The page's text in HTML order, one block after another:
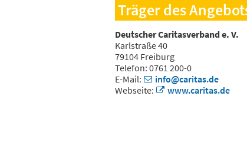
Träger des
Deutscher Caritasverband e. V.
Karlstraße 40
79104 Freiburg
Telefon: 0761 200-0
E-Mail:
info@caritas.de
Webseite:
www.caritas.de